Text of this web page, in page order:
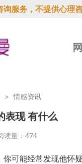
服务，不提供心理
> 情感资讯
表现 有什么
读量：474
可能经常发现他怀